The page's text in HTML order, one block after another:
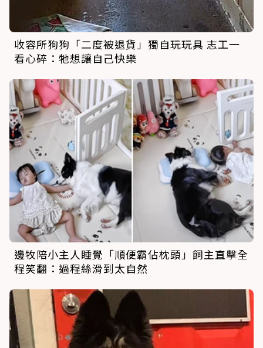
收容所狗狗「二度被退貨」獨自玩玩具 志工一
看心碎：牠想讓自己快樂
邊牧陪小主人睡覺「順便霸佔枕頭」飼主直擊全
程笑翻：過程絲滑到太自然